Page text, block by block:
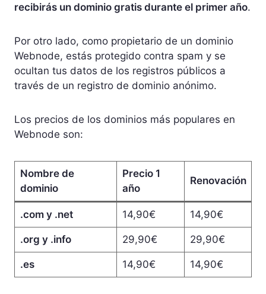
recibirás un dominio gratis durante el primer año.
Por otro lado, como propietario de un dominio
Webnode, estás protegido contra spam y se
ocultan tus datos de los registros públicos a
través de un registro de dominio anónimo.
Los precios de los dominios más populares en
Webnode son:
Nombre de
dominio
Precio 1
año
Renovación
.com y .net 14,90€ 14,90€
.org y .info 29,90€ 29,90€
.es 14,90€ 14,90€